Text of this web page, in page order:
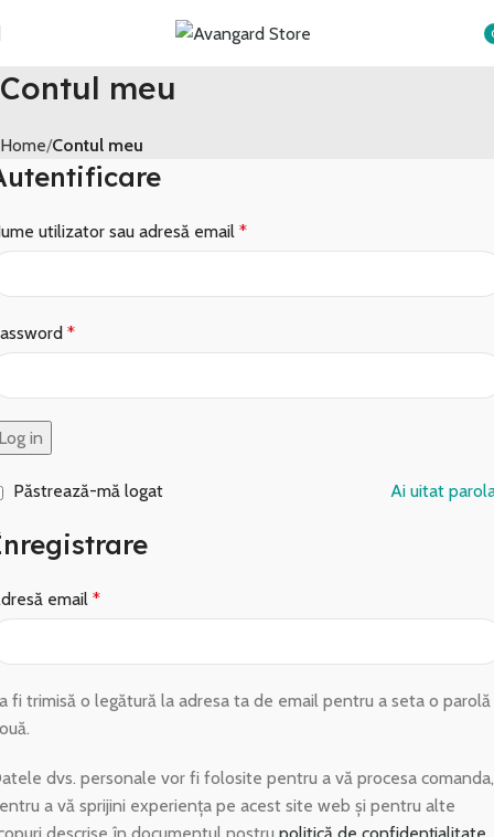
Contul meu
Home Contul meu
utilizator sau adresă email *
*
in
Ai uitat
Păstrează-mă logat
email *
fi trimisă o legătură la adresa ta de email pentru a seta o parolă
dvs. personale vor fi folosite pentru a vă procesa comanda,
a vă sprijini experiența pe acest site web și pentru alte